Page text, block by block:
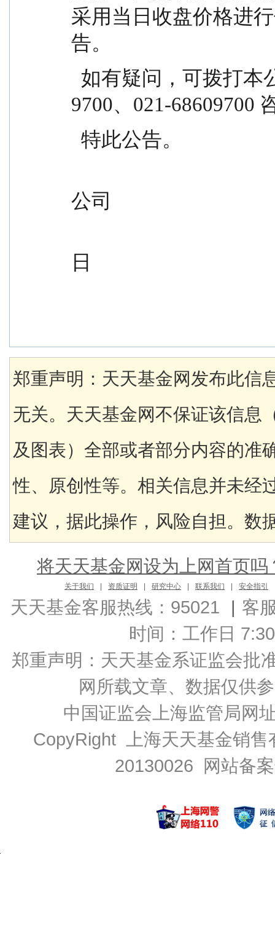
采用当日收盘价格进
告。
9700、021-68609700
  特此公告。
公司
日
郑重声明：天天基金网发布此信
无关。天天基金网不保证该信息
及图表）全部或者部分内容的准
性、原创性等。相关信息并未经
建议，据此操作，风险自担。数
将天天基金网设为上网首页吗
关于我们 资质证明 研究中心 联系我们 安全指引
天天基金客服热线：95021 | 客
时间：工作日
郑重声明： 天天基金系证监会批
网所载文章、数据仅供
中国证监会上海监管局网
CopyRight 上海天天基金销
20130026 网站备